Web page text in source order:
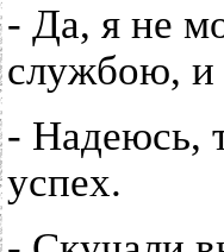
- Да, я не
службою, и
- Надеюсь,
успех.